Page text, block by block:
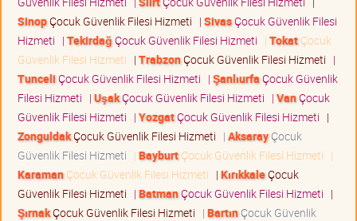
SinopÇocuk Güvenlik Filesi Hizmeti | SivasÇocuk Güvenlik Filesi
Hizmeti | TekirdağÇocuk Güvenlik Filesi Hizmeti | TokatÇocuk
Güvenlik Filesi Hizmeti | TrabzonÇocuk Güvenlik Filesi Hizmeti |
TunceliÇocuk Güvenlik Filesi Hizmeti | ŞanlıurfaÇocuk Güvenlik
Filesi Hizmeti | UşakÇocuk Güvenlik Filesi Hizmeti | VanÇocuk
Güvenlik Filesi Hizmeti | YozgatÇocuk Güvenlik Filesi Hizmeti |
ZonguldakÇocuk Güvenlik Filesi Hizmeti | AksarayÇocuk
Güvenlik Filesi Hizmeti | BayburtÇocuk Güvenlik Filesi Hizmeti |
KaramanÇocuk Güvenlik Filesi Hizmeti | KırıkkaleÇocuk
Güvenlik Filesi Hizmeti | BatmanÇocuk Güvenlik Filesi Hizmeti |
ŞırnakÇocuk Güvenlik Filesi Hizmeti | BartınÇocuk Güvenlik